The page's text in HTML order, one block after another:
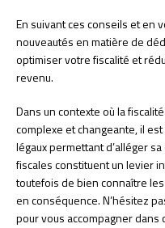
En suivant ces conseils et en
nouveautés en matière de
optimiser votre fiscalité et
revenu.
Dans un contexte où la
complexe et changeante, il
légaux permettant d’alléger
fiscales constituent un levier
toutefois de bien connaître
en conséquence. N’hésitez
pour vous accompagner dans